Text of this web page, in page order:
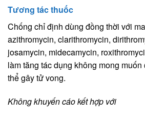
Tương tác thuốc
Chống chỉ định dùng đồng thời với
azithromycin, clarithromycin,
josamycin, midecamycin,
làm tăng tác dụng không mong
thể gây tử vong.
Không khuyến cáo kết hợp với